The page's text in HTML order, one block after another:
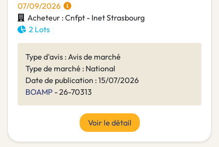
07/09/2026
Acheteur : Cnfpt - Inet Strasbourg
2 Lots
Type d'avis : Avis de marché
Type de marché : National
Date de publication : 15/07/2026
BOAMP - 26-70313
Voir le détail